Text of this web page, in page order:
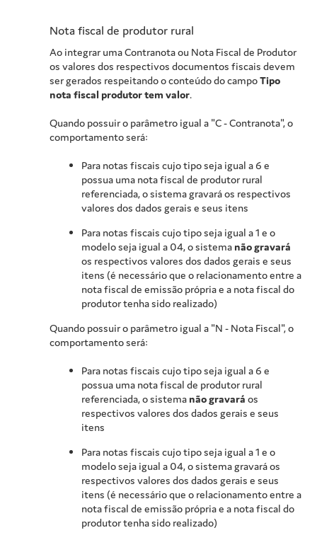
Nota fiscal de produtor rural
Ao integrar uma Contranota ou Nota Fiscal de Produtor
os valores dos respectivos documentos fiscais devem
ser gerados respeitando o conteúdo do campoTipo
nota fiscal produtor tem valor.
Quando possuir o parâmetro igual a "C - Contranota", o
comportamento será:
Para notas fiscais cujo tipo seja igual a 6 e
possua uma nota fiscal de produtor rural
referenciada, o sistema gravará os respectivos
valores dos dados gerais e seus itens
Para notas fiscais cujo tipo seja igual a 1 e o
modelo seja igual a 04, o sistema não gravará
os respectivos valores dos dados gerais e seus
itens (é necessário que o relacionamento entre a
nota fiscal de emissão própria e a nota fiscal do
produtor tenha sido realizado)
Quando possuir o parâmetro igual a "N - Nota Fiscal", o
comportamento será:
Para notas fiscais cujo tipo seja igual a 6 e
possua uma nota fiscal de produtor rural
referenciada, o sistema não gravará os
respectivos valores dos dados gerais e seus
itens
Para notas fiscais cujo tipo seja igual a 1 e o
modelo seja igual a 04, o sistema gravará os
respectivos valores dos dados gerais e seus
itens (é necessário que o relacionamento entre a
nota fiscal de emissão própria e a nota fiscal do
produtor tenha sido realizado)